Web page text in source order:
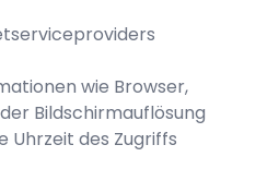
wie Browser,
Bildschirmauflösung
Uhrzeit des Zugriffs